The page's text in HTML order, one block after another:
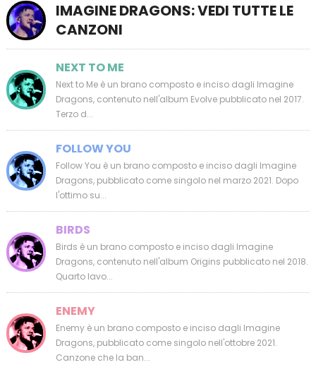
IMAGINE DRAGONS: VEDI TUTTE LE
CANZONI
NEXT TO ME
Next to Me è un brano composto e inciso dagli Imagine
Dragons, contenuto nell'album Evolve pubblicato nel 2017.
Terzo d...
FOLLOW YOU
Follow You è un brano composto e inciso dagli Imagine
Dragons, pubblicato come singolo nel marzo 2021. Dopo
l'ottimo su...
BIRDS
Birds è un brano composto e inciso dagli Imagine
Dragons, contenuto nell'album Origins pubblicato nel 2018.
Quarto lavo...
ENEMY
Enemy è un brano composto e inciso dagli Imagine
Dragons, pubblicato come singolo nell'ottobre 2021.
Canzone che la ban...